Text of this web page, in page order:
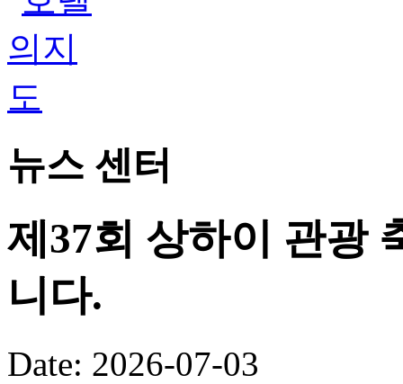
뉴스 센터
제37회 상하이 관광
니다.
Date: 2026-07-03